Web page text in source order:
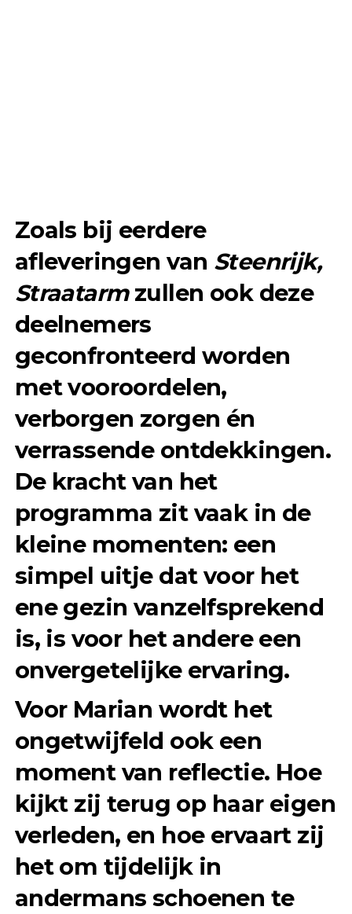
Zoals bij eerdere
afleveringen van Steenrijk,
Straatarmzullen ook deze
deelnemers
geconfronteerd worden
met vooroordelen,
verborgen zorgen én
verrassende ontdekkingen.
De kracht van het
programma zit vaak in de
kleine momenten: een
simpel uitje dat voor het
ene gezin vanzelfsprekend
is, is voor het andere een
onvergetelijke ervaring.
Voor Marian wordt het
ongetwijfeld ook een
moment van reflectie. Hoe
kijkt zij terug op haar eigen
verleden, en hoe ervaart zij
het om tijdelijk in
andermans schoenen te